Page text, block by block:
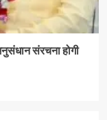
संरचना होगी